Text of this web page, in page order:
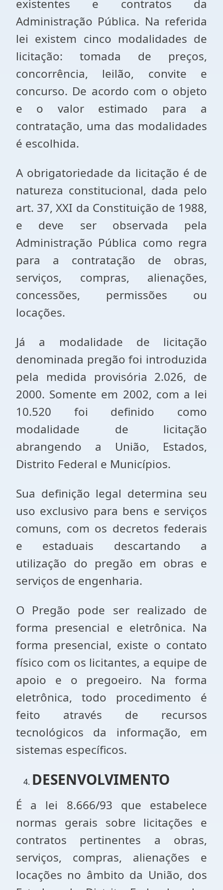
existentes e contratos da
Administração Pública. Na referida
lei existem cinco modalidades de
licitação: tomada de preços,
concorrência, leilão, convite e
concurso. De acordo com o objeto
e o valor estimado para a
contratação, uma das modalidades
é escolhida.
A obrigatoriedade da licitação é de
natureza constitucional, dada pelo
art. 37, XXI da Constituição de 1988,
e deve ser observada pela
Administração Pública como regra
para a contratação de obras,
serviços, compras, alienações,
concessões, permissões ou
locações.
Já a modalidade de licitação
denominada pregão foi introduzida
pela medida provisória 2.026, de
2000. Somente em 2002, com a lei
10.520 foi definido como
modalidade de licitação
abrangendo a União, Estados,
Distrito Federal e Municípios.
Sua definição legal determina seu
uso exclusivo para bens e serviços
comuns, com os decretos federais
e estaduais descartando a
utilização do pregão em obras e
serviços de engenharia.
O Pregão pode ser realizado de
forma presencial e eletrônica. Na
forma presencial, existe o contato
físico com os licitantes, a equipe de
apoio e o pregoeiro. Na forma
eletrônica, todo procedimento é
feito através de recursos
tecnológicos da informação, em
sistemas específicos.
DESENVOLVIMENTO
É a lei 8.666/93 que estabelece
normas gerais sobre licitações e
contratos pertinentes a obras,
serviços, compras, alienações e
locações no âmbito da União, dos